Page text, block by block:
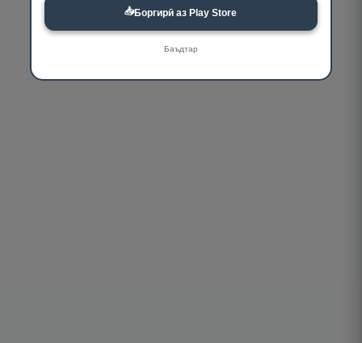
📥Боргирӣ аз Play Store
Баъдтар